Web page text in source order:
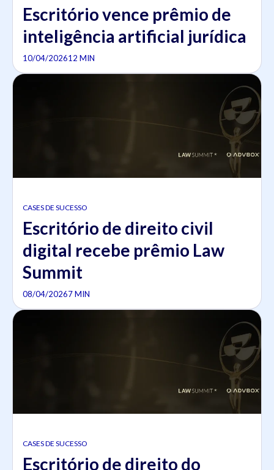
Escritório vence prêmio de
inteligência artificial jurídica
10/04/202612 MIN
CASES DE SUCESSO
Escritório de direito civil
digital recebe prêmio Law
Summit
08/04/20267 MIN
CASES DE SUCESSO
Escritório de direito do